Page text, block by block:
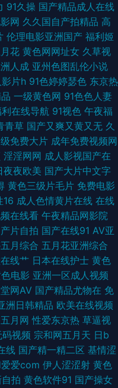
频在线观 黑丝国产av 丝袜玉足
视频 91国产导航 超碰91久久
欧美AA 中文字幕日韩资源网
美人妻色图 91嫖娼 国产在线91
页 久久精品欧美 五月婷婷六月
国产盗摄 97一起艹 国产欧美首
频在线 欧美TV日韩TV网站 一
区 人妻无玛 久久极品精品 91
草91 男人天堂色男人A片 亚欧
日韩精品在线视频 亚州AV在
产欧美精品网 波多野结依无码
人网 91视频免费看黑丝 玖玖资
极品一线天图 国产精品久久日
91久操 国产精品成人在线
网 久久国自产拍精品 高
伦理电影亚洲国产 福利姬
花 黄色网网址女 久草视
人成 亚州色图乱伦小说
片h 91色婷婷瑟色 东京热
一级黄色网 91色色人妻
在线导航 91视色 午夜福
青草 国产又爽又黄又无 久
免费大片 成年免费视频网
淫淫网网 成人影视国产在
夜夜欧美 国产大片中文字
黄色三级片毛片 免费电影
16 成人色情黄片在线 在线
在线看 午夜精品网影院
片自拍 国产在线91 AV亚
月综合 五月花亚洲综合
线艹 日本在线护士 黄色
电影 亚洲一区成人视频
网AV 国产精品尤物在 免
洲日韩精品 欧美在线视频
月网 性爱东京热 草逼视
视频 宗和网五月天 日b
线 国产精一精二区 基情涩
爱爱com 伊人涩涩射 黄色
拍 黄色软件91 国产操女